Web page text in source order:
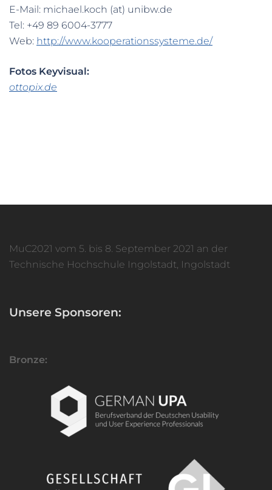
E-Mail: michael.koch (at) unibw.de
Tel: +49 89 6004-3777
Web: http://www.kooperationssysteme.de/
Fotos Keyvisual:
ottopix.de
MuC2021 vom 5. bis 8. September 2021 an der
Technische Hochschule Ingolstadt, Ingolstadt
Unsere Sponsoren:
Bronze: